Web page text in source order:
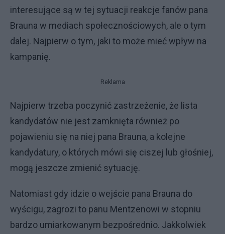
interesujące są w tej sytuacji reakcje fanów pana
Brauna w mediach społecznościowych, ale o tym
dalej. Najpierw o tym, jaki to może mieć wpływ na
kampanię.
Reklama
Najpierw trzeba poczynić zastrzeżenie, że lista
kandydatów nie jest zamknięta również po
pojawieniu się na niej pana Brauna, a kolejne
kandydatury, o których mówi się ciszej lub głośniej,
mogą jeszcze zmienić sytuację.
Natomiast gdy idzie o wejście pana Brauna do
wyścigu, zagrozi to panu Mentzenowi w stopniu
bardzo umiarkowanym bezpośrednio. Jakkolwiek